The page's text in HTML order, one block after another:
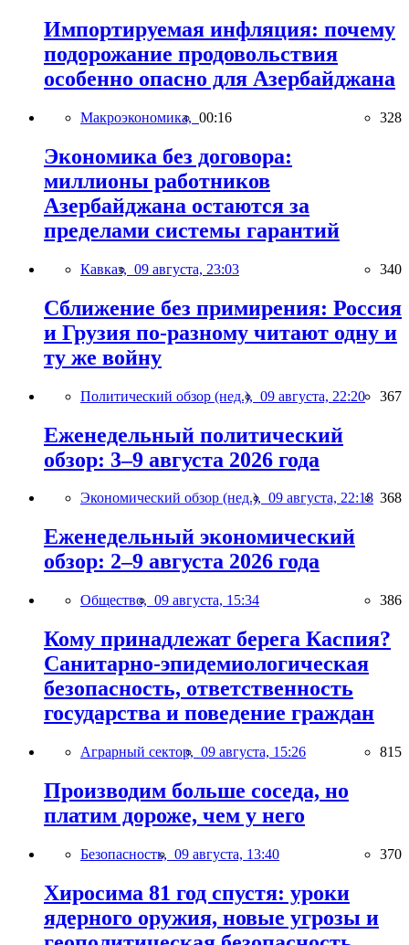
Импортируемая инфляция: почему
подорожание продовольствия
особенно опасно для Азербайджана
Макроэкономика, 00:16 328
Экономика без договора:
миллионы работников
Азербайджана остаются за
пределами системы гарантий
Кавказ, 09 августа, 23:03 340
Сближение без примирения: Россия
и Грузия по-разному читают одну и
ту же войну
Политический обзор (нед.), 09 августа, 22:20 367
Еженедельный политический
обзор: 3–9 августа 2026 года
Экономический обзор (нед.), 09 августа, 22:18 368
Еженедельный экономический
обзор: 2–9 августа 2026 года
Общество, 09 августа, 15:34 386
Кому принадлежат берега Каспия?
Санитарно-эпидемиологическая
безопасность, ответственность
государства и поведение граждан
Аграрный сектор, 09 августа, 15:26 815
Производим больше соседа, но
платим дороже, чем у него
Безопасность, 09 августа, 13:40 370
Хиросима 81 год спустя: уроки
ядерного оружия, новые угрозы и